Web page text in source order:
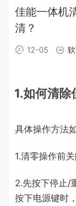
佳能一体机
清？
12-05
1.如何清除
具体操作方法
1.清零操作前
2.先按下停止/
按下电源键时